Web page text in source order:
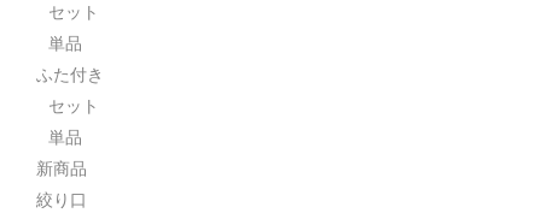
セット
単品
ふた付き
セット
単品
新商品
絞り口